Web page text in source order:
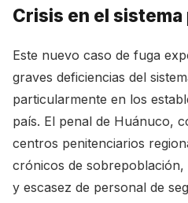
Crisis en el
Este nuevo caso de fuga
graves deficiencias del
particularmente en los
país. El penal de Huánuco,
centros penitenciarios
crónicos de
y escasez de personal de